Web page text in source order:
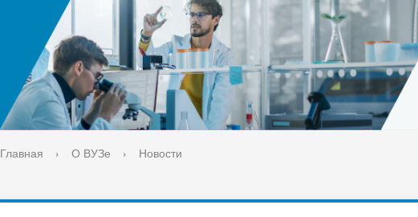
Библиотека
Спорт-норма жизни Оценка качества образования
Попечительский совет
Единое окно по решению вопросов
поддержки молодых студенческих
семей и матерей (отцов) с детьми
Главная › О ВУЗе › Новости